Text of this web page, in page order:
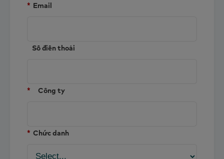
* Email
Số điện thoại
* Công ty
* Chức danh